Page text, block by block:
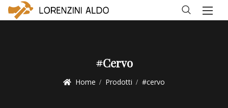
#cervo
Home Prodotti #cervo